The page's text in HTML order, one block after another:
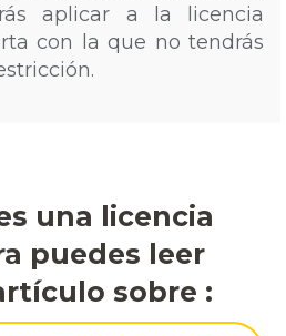
aplicar a la licencia
con la que no tendrás
una licencia
puedes leer
sobre :